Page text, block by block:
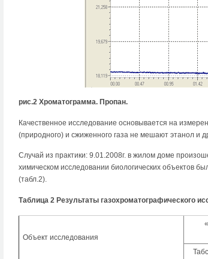
рис.2 Хроматограмма. Пропан.
Качественное исследование основывается на
(природного) и сжиженного газа не мешают этанол и
Случай из практики: 9.01.2008г. в жилом доме
химическом исследовании биологических объектов
(табл.2).
Таблица 2 Результаты газохроматографического
Объект исследования